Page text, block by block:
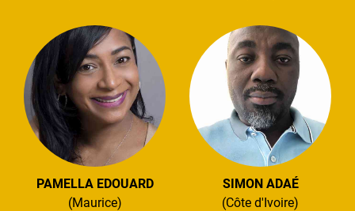
PAMELLA EDOUARD
(Maurice)
SIMON ADAÉ
(Côte d'Ivoire)